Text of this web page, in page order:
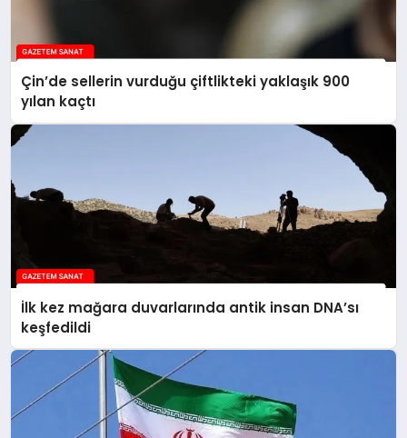
Çin’de sellerin vurduğu çiftlikteki yaklaşık 900
yılan kaçtı
İlk kez mağara duvarlarında antik insan DNA’sı
keşfedildi